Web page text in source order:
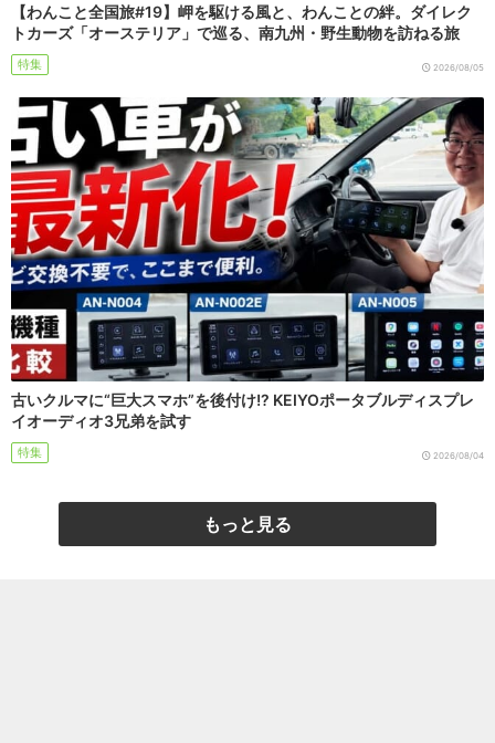
【わんこと全国旅#19】岬を駆ける風と、わんことの絆。ダイレク
トカーズ「オーステリア」で巡る、南九州・野生動物を訪ねる旅
特集 2026/08/05
古いクルマに“巨大スマホ”を後付け!? KEIYOポータブルディスプレ
イオーディオ3兄弟を試す
特集 2026/08/04
もっと見る